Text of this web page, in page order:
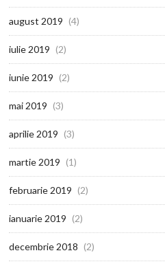
august 2019 (4)
iulie 2019 (2)
iunie 2019 (2)
mai 2019 (3)
aprilie 2019 (3)
martie 2019 (1)
februarie 2019 (2)
ianuarie 2019 (2)
decembrie 2018 (2)